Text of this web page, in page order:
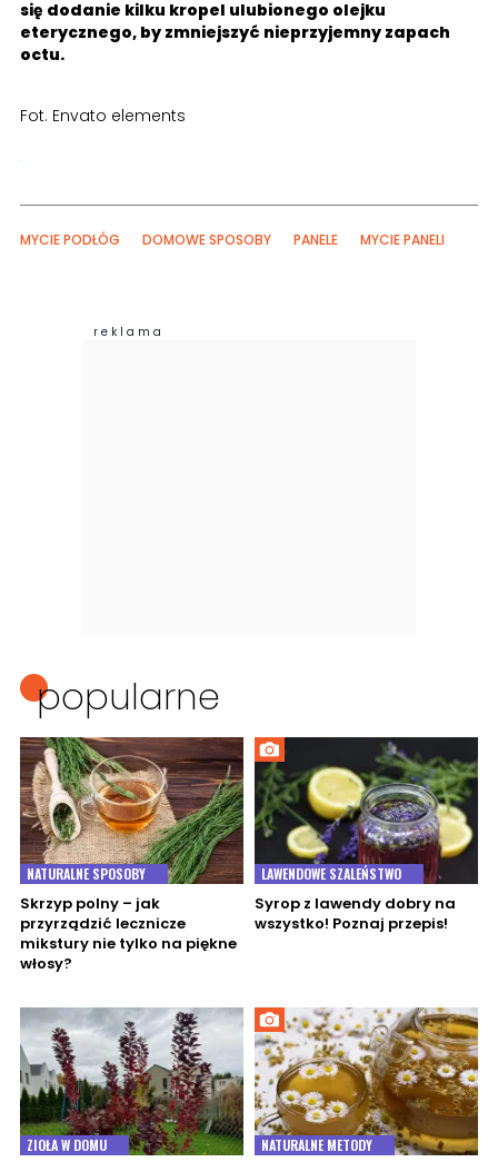
się dodanie kilku kropel ulubionego olejku
eterycznego, by zmniejszyć nieprzyjemny zapach
octu.
Fot. Envato elements
MYCIE PODŁÓG DOMOWE SPOSOBY PANELE MYCIE PANELI
popularne
NATURALNE SPOSOBY
Skrzyp polny – jak
przyrządzić lecznicze
mikstury nie tylko na piękne
włosy?
LAWENDOWE SZALEŃSTWO
Syrop z lawendy dobry na
wszystko! Poznaj przepis!
ZIOŁA W DOMU NATURALNE METODY